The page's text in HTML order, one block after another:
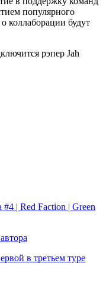
популярного
коллаборации будут
| Red Faction | Green
в третьем туре